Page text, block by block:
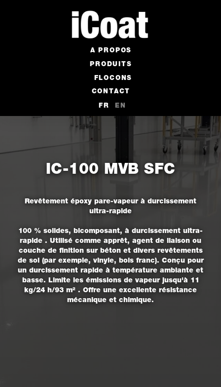
PRODUITS
A PROPOS
FLOCONS
CONTACT
EN
FR
IC-100 MVB SFC
Revêtement époxy pare-vapeur à durcissement
ultra-rapide
100 % solides, bicomposant, à durcissement ultra-
rapide . Utilisé comme apprêt, agent de liaison ou
couche de finition sur béton et divers revêtements
de sol (par exemple, vinyle, bois franc). Conçu pour
un durcissement rapide à température ambiante et
basse. Limite les émissions de vapeur jusqu'à 11
kg/24 h/93 m² . Offre une excellente résistance
mécanique et chimique.